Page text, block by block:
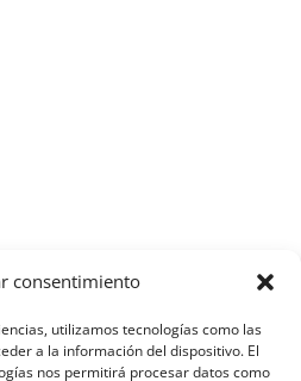
consentimiento
utilizamos tecnologías como las
a la información del dispositivo. El
nos permitirá procesar datos como